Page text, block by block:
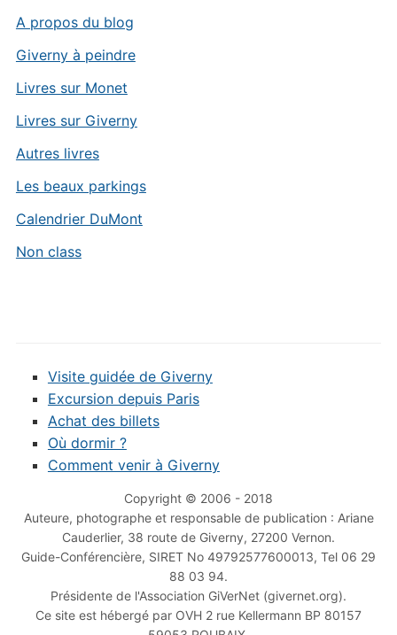
A propos du blog
Giverny à peindre
Livres sur Monet
Livres sur Giverny
Autres livres
Les beaux parkings
Calendrier DuMont
Non class
Visite guidée de Giverny
Excursion depuis Paris
Achat des billets
Où dormir ?
Comment venir à Giverny
Copyright © 2006 - 2018
Auteure, photographe et responsable de publication : Ariane
Cauderlier, 38 route de Giverny, 27200 Vernon.
Guide-Conférencière, SIRET No 49792577600013, Tel 06 29
88 03 94.
Présidente de l'Association GiVerNet (givernet.org).
Ce site est hébergé par OVH 2 rue Kellermann BP 80157